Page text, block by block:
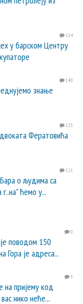
154
у барском Центру
140
знање
123
Фератовића
121
о људима са
ћемо у...
0
поводом 150
Гора је адреса...
3
на пријему код
нико неће...